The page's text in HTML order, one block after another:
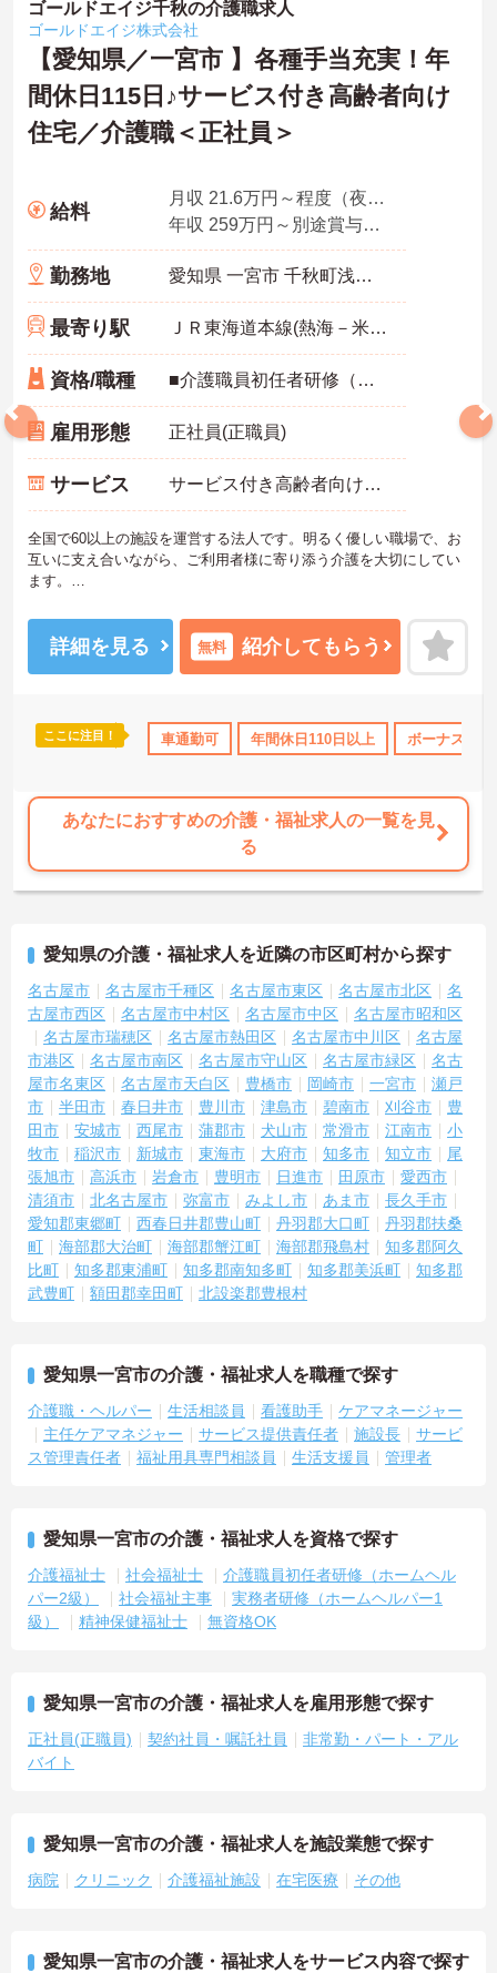
ゴールドエイジ千秋の介護職求人
ゴールドエイジ株式会社
【愛知県／一宮市 】各種手当充実！年
間休日115日♪サービス付き高齢者向け
住宅／介護職＜正社員＞
給料
月収 21.6万円～程度（夜勤4回分・諸手当込）
年収 259万円～別途賞与支給あり
勤務地 愛知県 一宮市 千秋町浅野羽根羽知古40-１
最寄り駅 ＪＲ東海道本線(熱海－米原)「尾張一宮駅」バス・車13分
資格/職種 ■介護職員初任者研修（ヘルパー2級）、実務者研修（ホームヘルパー1級）のいずれか
雇用形態 正社員(正職員)
サービス サービス付き高齢者向け住宅（サ高住）
全国で60以上の施設を運営する法人です。明るく優しい職場で、お
互いに支え合いながら、ご利用者様に寄り添う介護を大切にしてい
ます。
勤務出来る方を歓迎しています。
ご興味ある方には、面接対策ポイントなど、さらに詳細をお話しい
たしますのでお気軽にご相談ください！
詳細を見る 無料 紹介してもらう
ここに注目！ 車通勤可 年間休日110日以上 ボーナス・
あなたにおすすめの介護・福祉求人の一覧を見
る
愛知県の介護・福祉求人を近隣の市区町村から探す
名古屋市 名古屋市千種区 名古屋市東区 名古屋市北区
名
古屋市西区
名古屋市中村区 名古屋市中区
名古屋市昭和区
名古屋市瑞穂区
名古屋市熱田区 名古屋市中川区
名古屋
市港区
名古屋市南区 名古屋市守山区 名古屋市緑区
名古
屋市名東区
名古屋市天白区 豊橋市 岡崎市 一宮市
瀬戸
市
半田市 春日井市 豊川市 津島市 碧南市 刈谷市
豊
田市
安城市 西尾市 蒲郡市 犬山市 常滑市 江南市
小
牧市
稲沢市 新城市 東海市 大府市 知多市 知立市
尾
張旭市
高浜市 岩倉市 豊明市 日進市 田原市
愛西市
清須市
北名古屋市 弥富市 みよし市 あま市
長久手市
愛知郡東郷町
西春日井郡豊山町 丹羽郡大口町
丹羽郡扶桑
町
海部郡大治町 海部郡蟹江町 海部郡飛島村
知多郡阿久
比町
知多郡東浦町 知多郡南知多町 知多郡美浜町
知多郡
武豊町
額田郡幸田町 北設楽郡豊根村
愛知県一宮市の介護・福祉求人を職種で探す
介護職・ヘルパー 生活相談員 看護助手
ケアマネージャー
主任ケアマネジャー
サービス提供責任者 施設長
サービ
ス管理責任者
福祉用具専門相談員 生活支援員 管理者
愛知県一宮市の介護・福祉求人を資格で探す
介護福祉士 社会福祉士
介護職員初任者研修（ホームヘル
パー2級）
社会福祉主事
実務者研修（ホームヘルパー1
級）
精神保健福祉士 無資格OK
愛知県一宮市の介護・福祉求人を雇用形態で探す
正社員(正職員) 契約社員・嘱託社員
非常勤・パート・アル
バイト
愛知県一宮市の介護・福祉求人を施設業態で探す
病院 クリニック 介護福祉施設 在宅医療 その他
愛知県一宮市の介護・福祉求人をサービス内容で探す